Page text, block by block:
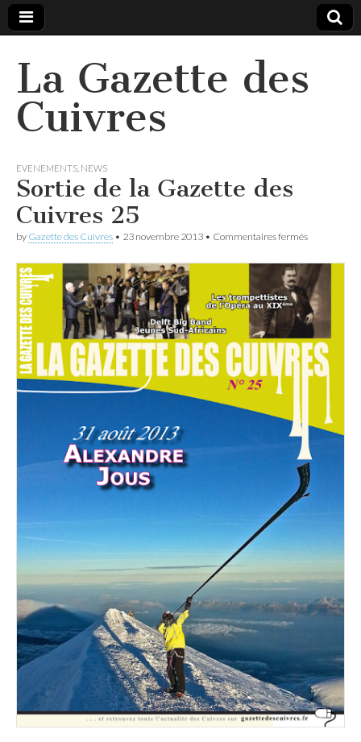
La Gazette des
Cuivres
EVENEMENTS NEWS
Sortie de la Gazette des
Cuivres 25
by Gazette des Cuivres • 23 novembre 2013 • Commentaires ferméssur
de
Gazette
des
Cuivres
25